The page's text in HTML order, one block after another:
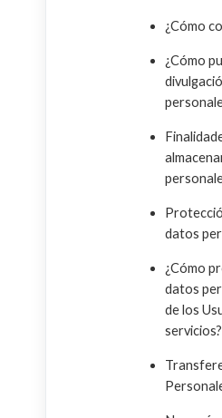
¿Cómo
¿Cómo
datos
¿Cómo
datos
de los
servicios?